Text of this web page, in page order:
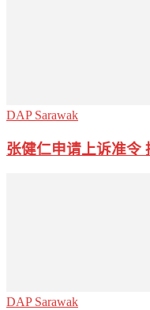
DAP Sarawak
张健仁申请上诉准令
DAP Sarawak